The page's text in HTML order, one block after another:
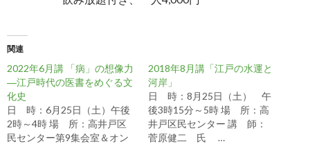
関連
2022年6月講 「病」の想像力
―江戸時代の医書をめぐる文
化史
日 時：6月25日（土）午後
2時～4時 場 所：高井戸区
民センター第9集会室＆オン
2018年8月講「江戸の水運と
河岸」
日 時：8月25日（土） 午
後3時15分～5時 場 所：高
井戸区民センター 講 師：
菅原健二 氏 …